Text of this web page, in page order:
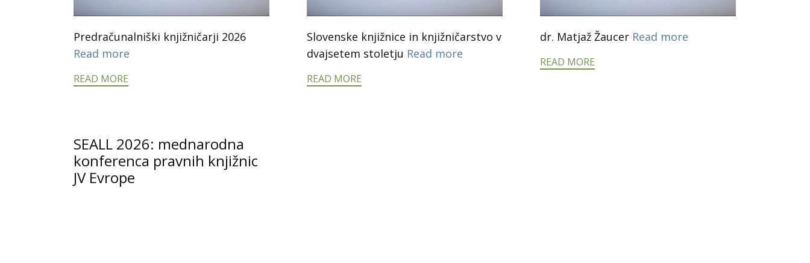
Predračunalniški knjižničarji 2026
Read more
READ MORE
Slovenske knjižnice in knjižničarstvo v
dvajsetem stoletju Read more
READ MORE
dr. Matjaž Žaucer Read more
READ MORE
SEALL 2026: mednarodna
konferenca pravnih knjižnic
JV Evrope